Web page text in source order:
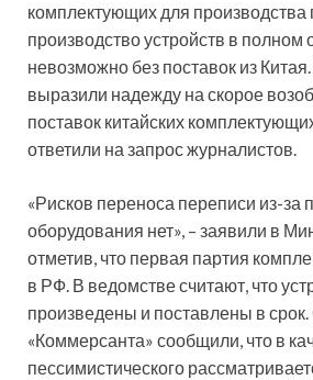
комплектующих для производства
производство устройств в полном
невозможно без поставок из
выразили надежду на скорое
поставок китайских
ответили на запрос журналистов.
«Рисков переноса переписи из-за
оборудования нет», – заявили в
отметив, что первая партия
в РФ. В ведомстве считают, что
произведены и поставлены в
«Коммерсанта» сообщили, что в
пессимистического